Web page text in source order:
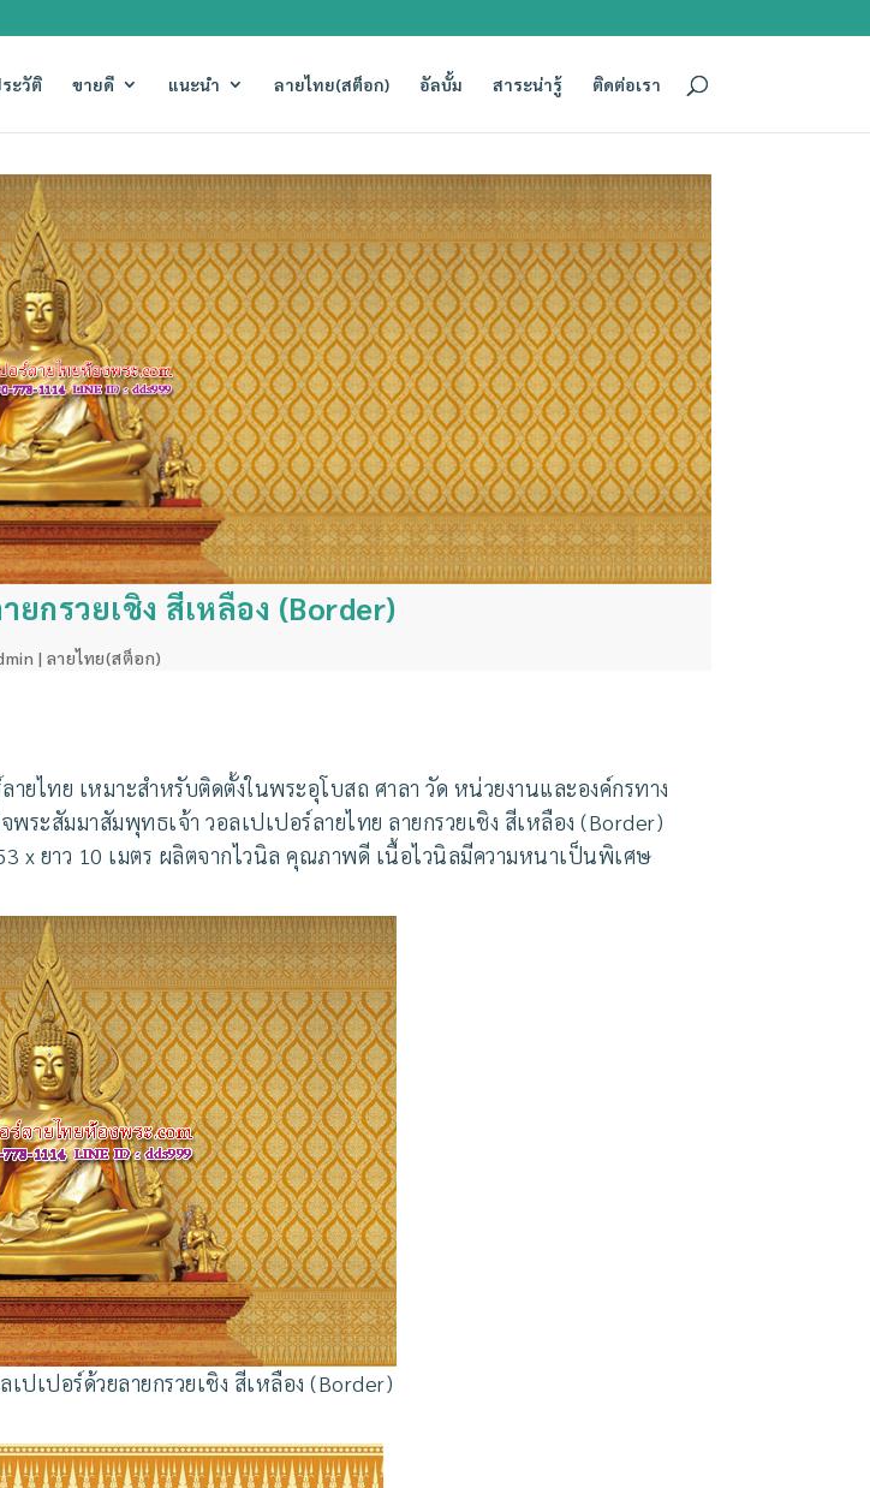
ะวัติ ขายดี แนะนำ ลายไทย(สต็อก) อัลบั้ม สาระน่ารู้ ติดต่อเรา
กรวยเชิง สีเหลือง (Border)
| ลายไทย(สต็อก)
ายไทย เหมาะสำหรับติดตั้งในพระอุโบสถ ศาลา วัด หน่วยงานและองค์กรทาง
พระสัมมาสัมพุทธเจ้า วอลเปเปอร์ลายไทย ลายกรวยเชิง สีเหลือง (Border)
x ยาว 10 เมตร ผลิตจากไวนิล คุณภาพดี เนื้อไวนิลมีความหนาเป็นพิเศษ
ปเปอร์ด้วยลายกรวยเชิง สีเหลือง (Border)